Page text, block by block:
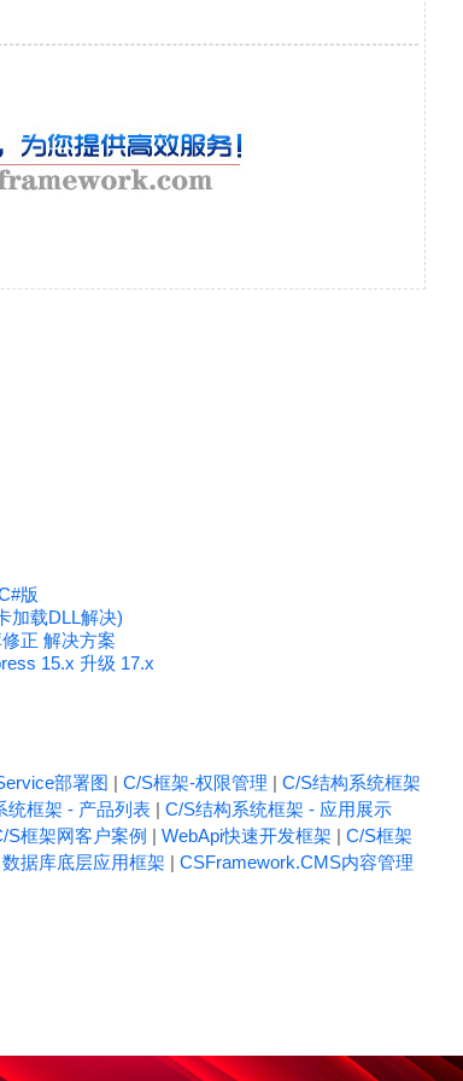
版
加载DLL解决)
正 解决方案
15.x 升级 17.x
部署图 | C/S框架-权限管理 | C/S结构系统框架
统框架 - 产品列表| C/S结构系统框架 - 应用展示
S框架网客户案例 | WebApi快速开发框架 | C/S框架
数据库底层应用框架 | CSFramework.CMS内容管理